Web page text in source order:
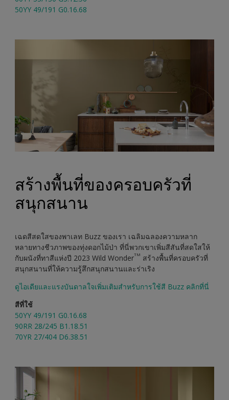
50YY 49/191 G0.16.68
สร้างพื้นที่ของครอบครัวที่
สนุกสนาน
เฉดสีสดใสของพาเลท Buzz ของเรา เฉลิมฉลองความหลาก
หลายทางชีวภาพของทุ่งดอกไม้ป่า ที่นี่พวกเขาเพิ่มสีสันที่สดใสให้
กับผนังที่ทาสีแห่งปี 2023 Wild WonderTM สร้างพื้นที่ครอบครัวที่
สนุกสนานที่ให้ความรู้สึกสนุกสนานและร่าเริง
ดูไอเดียและแรงบันดาลใจเพิ่มเติมสำหรับการใช้สี Buzz คลิกที่นี่
สีที่ใช้
50YY 49/191 G0.16.68
90RR 28/245 B1.18.51
70YR 27/404 D6.38.51